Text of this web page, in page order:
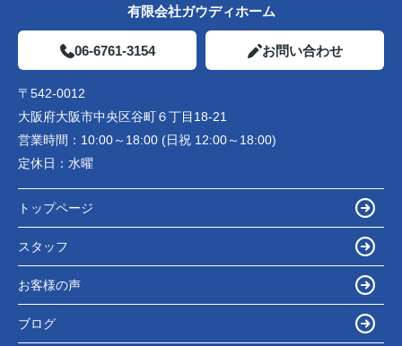
有限会社ガウディホーム
06-6761-3154 お問い合わせ
〒542-0012
大阪府大阪市中央区谷町６丁目18-21
営業時間： 10:00～18:00 (日祝 12:00～18:00)
定休日： 水曜
トップページ
スタッフ
お客様の声
ブログ